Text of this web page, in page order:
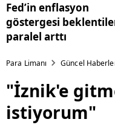
Fed’in enflasyon
göstergesi
paralel arttı
Para Limanı Güncel
"İznik'e
istiyorum"